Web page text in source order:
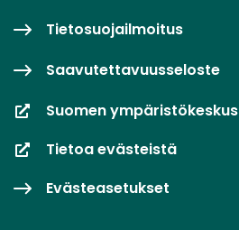
Tietosuojailmoitus
Saavutettavuusseloste
Suomen ympäristökeskus
Tietoa evästeistä
Evästeasetukset